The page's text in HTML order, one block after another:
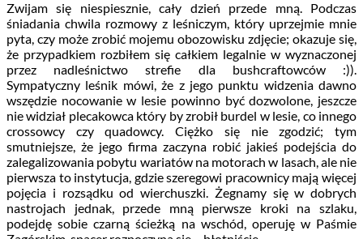
Zwijam się niespiesznie, cały dzień przede mną. Podczas
śniadania chwila rozmowy z leśniczym, który uprzejmie mnie
pyta, czy może zrobić mojemu obozowisku zdjęcie; okazuje się,
że przypadkiem rozbiłem się całkiem legalnie w wyznaczonej
przez nadleśnictwo strefie dla bushcraftowców :)).
Sympatyczny leśnik mówi, że z jego punktu widzenia dawno
wszędzie nocowanie w lesie powinno być dozwolone, jeszcze
nie widział plecakowca który by zrobił burdel w lesie, co innego
crossowcy czy quadowcy. Ciężko się nie zgodzić; tym
smutniejsze, że jego firma zaczyna robić jakieś podejścia do
zalegalizowania pobytu wariatów na motorach w lasach, ale nie
pierwsza to instytucja, gdzie szeregowi pracownicy mają więcej
pojęcia i rozsądku od wierchuszki. Żegnamy się w dobrych
nastrojach jednak, przede mną pierwsze kroki na szlaku,
podejdę sobie czarną ścieżką na wschód, operuję w Paśmie